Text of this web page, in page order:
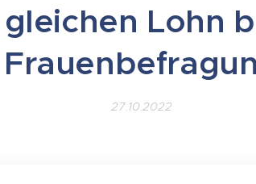
Lohn
27.10.2022